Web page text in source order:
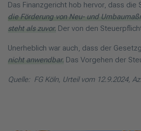
Das Finanzgericht hob hervor, dass die
die Förderung von Neu- und
steht als zuvor. Der von den
Unerheblich war auch, dass der
nicht anwendbar. Das Vorgehen der
Quelle: FG Köln, Urteil vom 12.9.2024,